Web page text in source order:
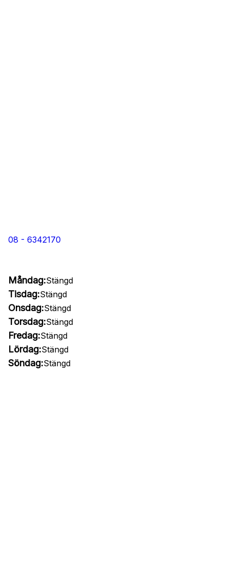
08 - 6342170
Måndag:Stängd
Tisdag:Stängd
Onsdag:Stängd
Torsdag:Stängd
Fredag:Stängd
Lördag:Stängd
Söndag:Stängd